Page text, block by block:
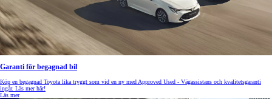
Garanti för begagnad bil
Köp en begagnad Toyota lika tryggt som vid en ny med Approved Used - Vägassistans och kvalitetsgaranti
ingår. Läs mer här!
Läs mer